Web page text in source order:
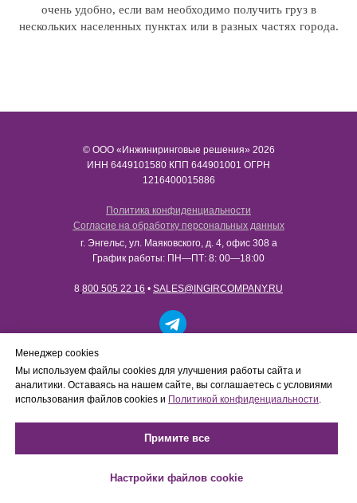
Менеджер cookies
Мы используем файлы cookies для улучшения работы сайта и
аналитики. Оставаясь на нашем сайте, вы соглашаетесь с условиями
использования файлов cookies и Политикой конфиденциальности.
Примите все
Настройки файлов cookie
очень удобно, если вам необходимо получить груз в
нескольких населенных пунктах или в разных частях города.
© ООО «Инжиниринговые решения» 2026
ИНН​​​​​​​ 6449101580 КПП 644901001 ОГРН
1216400015886
Политика конфиденциальности
Согласие на обработку персональных данных
Работаем только с юридическими лицами в рамках
B2B-сотрудничества. Сайт носит информационный
характер, не является интернет-магазином и не
осуществляет розничную продажу товаров
физическим лицам.
г. Энгельс, ул. Маяковского, д. 4, офис 308 а
График работы: ПН—ПТ: 8: 00—18:00
8 800 505 22 16 • SALES@INGIRCOMPANY.RU